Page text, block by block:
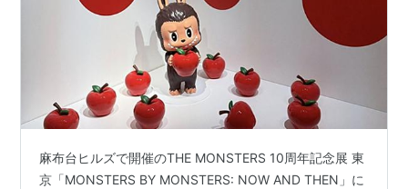
麻布台ヒルズで開催のTHE MONSTERS 10周年記念展 東
京「MONSTERS BY MONSTERS: NOW AND THEN」に